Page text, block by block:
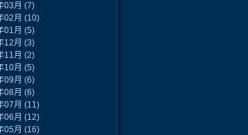
03月 (7)
02月 (10)
01月 (5)
12月 (3)
11月 (2)
10月 (5)
09月 (6)
08月 (6)
07月 (11)
06月 (12)
05月 (16)